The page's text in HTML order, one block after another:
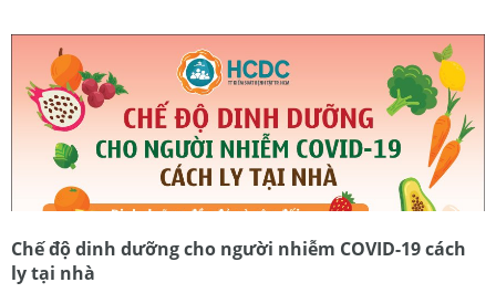
Chế độ dinh dưỡng cho người nhiễm COVID-19 cách
ly tại nhà